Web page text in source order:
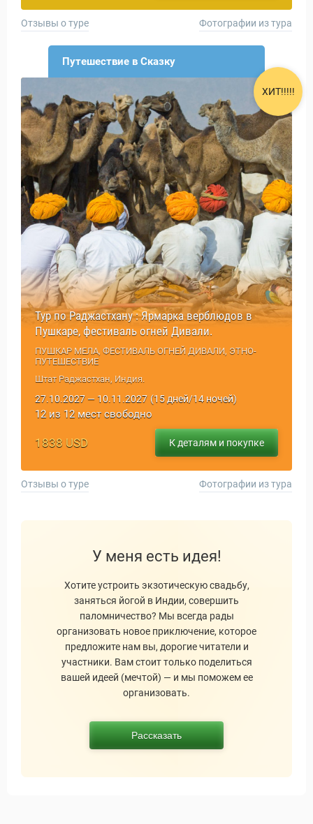
Service Дахаб
Отзывы о туре Фотографии из тура
Путешествие в Сказку
Тур по Раджастхану : Ярмарка верблюдов в
Пушкаре, фестиваль огней Дивали.
ПУШКАР МЕЛА, ФЕСТИВАЛЬ ОГНЕЙ ДИВАЛИ, ЭТНО-
ПУТЕШЕСТВИЕ
Штат Раджастхан, Индия.
27.10.2027 — 10.11.2027 (15 дней/14 ночей)
ХИТ!!!!!
12 из 12 мест свободно
1838 USD К деталям и покупке
Отзывы о туре Фотографии из тура
У меня есть идея!
Хотите устроить экзотическую свадьбу,
заняться йогой в Индии, совершить
паломничество? Мы всегда рады
организовать новое приключение, которое
предложите нам вы, дорогие читатели и
участники. Вам стоит только поделиться
вашей идеей (мечтой) — и мы поможем ее
организовать.
Рассказать